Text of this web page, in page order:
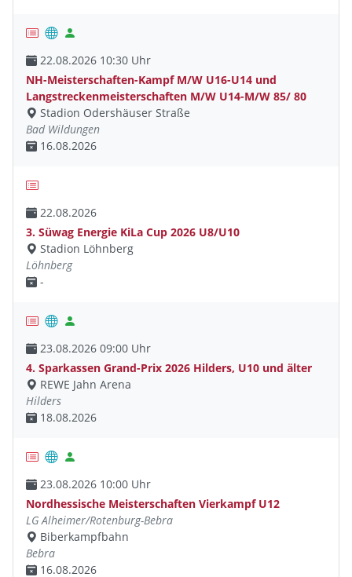
22.08.2026 10:30 Uhr
NH-Meisterschaften-Kampf M/W U16-U14 und
Langstreckenmeisterschaften M/W U14-M/W 85/ 80
Stadion Odershäuser Straße
Bad Wildungen
16.08.2026
22.08.2026
3. Süwag Energie KiLa Cup 2026 U8/U10
Stadion Löhnberg
Löhnberg
-
23.08.2026 09:00 Uhr
4. Sparkassen Grand-Prix 2026 Hilders, U10 und älter
REWE Jahn Arena
Hilders
18.08.2026
23.08.2026 10:00 Uhr
Nordhessische Meisterschaften Vierkampf U12
LG Alheimer/Rotenburg-Bebra
Biberkampfbahn
Bebra
16.08.2026